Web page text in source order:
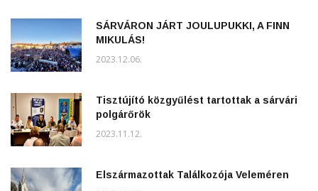
SÁRVÁRON JÁRT JOULUPUKKI, A FINN
MIKULÁS!
2023.12.06.
Tisztújító közgyűlést tartottak a sárvári
polgárőrök
2023.11.12.
Elszármazottak Találkozója Veleméren